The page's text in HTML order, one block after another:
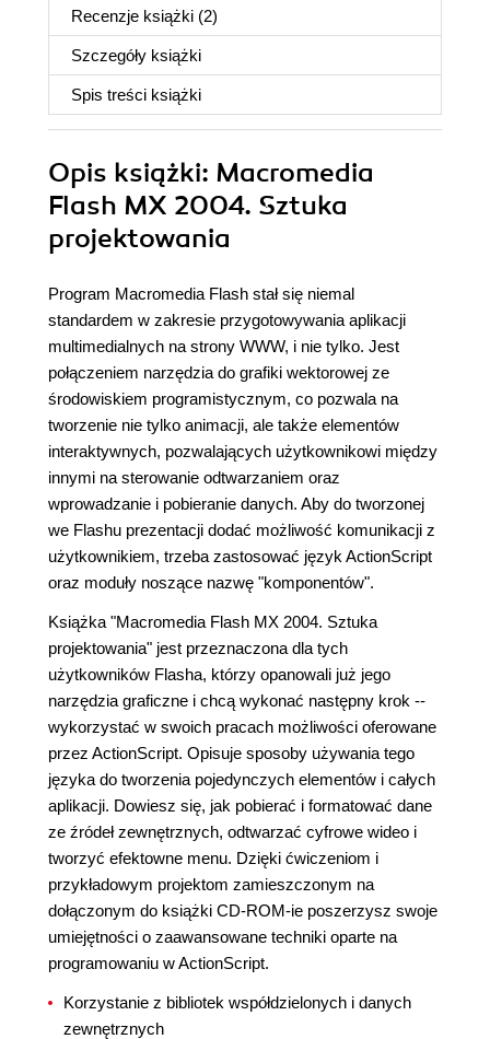
Recenzje książki (2)
Szczegóły książki
Spis treści książki
Opis książki: Macromedia
Flash MX 2004. Sztuka
projektowania
Program Macromedia Flash stał się niemal
standardem w zakresie przygotowywania aplikacji
multimedialnych na strony WWW, i nie tylko. Jest
połączeniem narzędzia do grafiki wektorowej ze
środowiskiem programistycznym, co pozwala na
tworzenie nie tylko animacji, ale także elementów
interaktywnych, pozwalających użytkownikowi między
innymi na sterowanie odtwarzaniem oraz
wprowadzanie i pobieranie danych. Aby do tworzonej
we Flashu prezentacji dodać możliwość komunikacji z
użytkownikiem, trzeba zastosować język ActionScript
oraz moduły noszące nazwę "komponentów".
Książka "Macromedia Flash MX 2004. Sztuka
projektowania" jest przeznaczona dla tych
użytkowników Flasha, którzy opanowali już jego
narzędzia graficzne i chcą wykonać następny krok --
wykorzystać w swoich pracach możliwości oferowane
przez ActionScript. Opisuje sposoby używania tego
języka do tworzenia pojedynczych elementów i całych
aplikacji. Dowiesz się, jak pobierać i formatować dane
ze źródeł zewnętrznych, odtwarzać cyfrowe wideo i
tworzyć efektowne menu. Dzięki ćwiczeniom i
przykładowym projektom zamieszczonym na
dołączonym do książki CD-ROM-ie poszerzysz swoje
umiejętności o zaawansowane techniki oparte na
programowaniu w ActionScript.
Korzystanie z bibliotek współdzielonych i danych
zewnętrznych